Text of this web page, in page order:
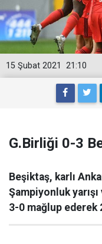
21:10
15 Şubat 2021
G.Birliği 0-3
Beşiktaş, karlı
Şampiyonluk
3-0 mağlup ederek